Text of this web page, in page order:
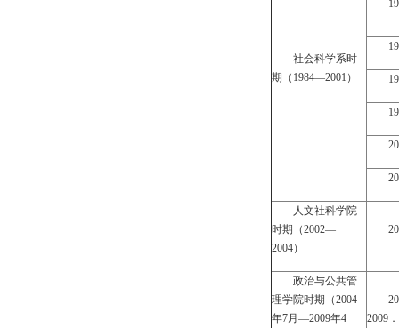
社会科学系时
期（1984—2001）
人文社科学院
时期（2002—
2004）
政治与公共管
理学院时期（2004
年7月—2009年4
2009